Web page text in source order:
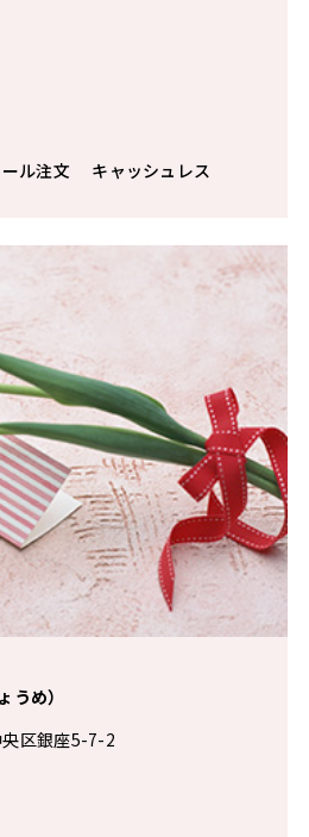
ル注文
キャッシュレス
うめ）
区銀座5-7-2